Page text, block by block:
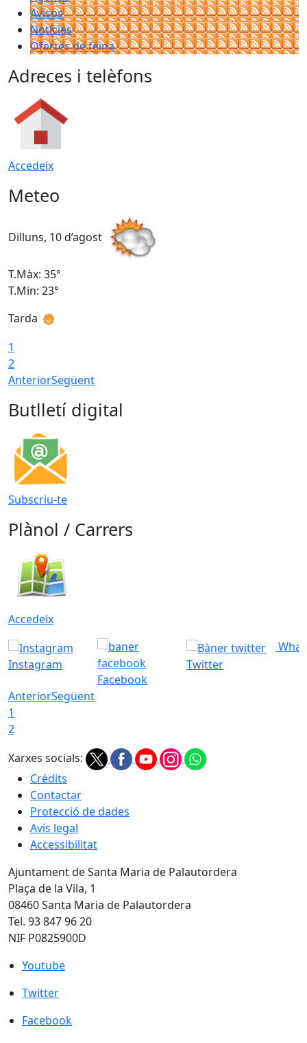
Avisos
Notícies
Ofertes de feina
Adreces i telèfons
Accedeix
Meteo
Dilluns, 10 d’agost
T.Màx: 35°
T.Min: 23°
Tarda
1
2
AnteriorSegüent
Butlletí digital
Subscriu-te
Plànol / Carrers
Accedeix
Instagram
Facebook
Twitter
AnteriorSegüent
1
2
Xarxes socials:
Crèdits
Contactar
Protecció de dades
Avís legal
Accessibilitat
Ajuntament de Santa Maria de Palautordera
Plaça de la Vila, 1
08460 Santa Maria de Palautordera
Tel. 93 847 96 20
NIF P0825900D
Youtube
Youtube
Twitter
Twitter
Facebook
Facebook